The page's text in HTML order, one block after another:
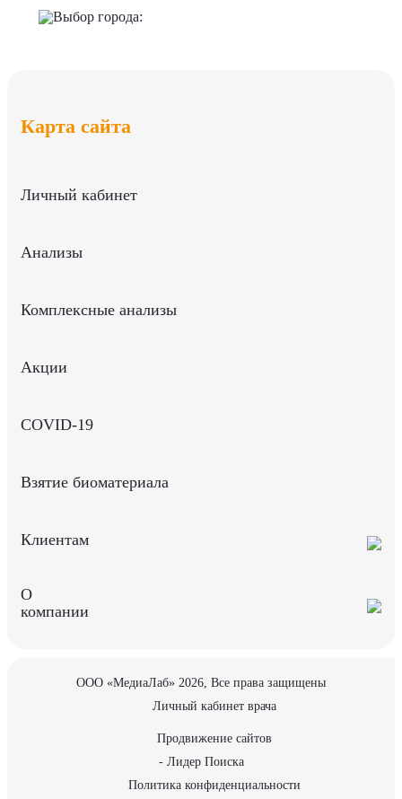
Выбор города:
Карта сайта
Личный кабинет
Анализы
Комплексные анализы
Акции
COVID-19
Взятие биоматериала
Клиентам
О
компании
ООО «МедиаЛаб» 2026, Все права защищены
Личный кабинет врача
Продвижение сайтов
- Лидер Поиска
Политика конфиденциальности